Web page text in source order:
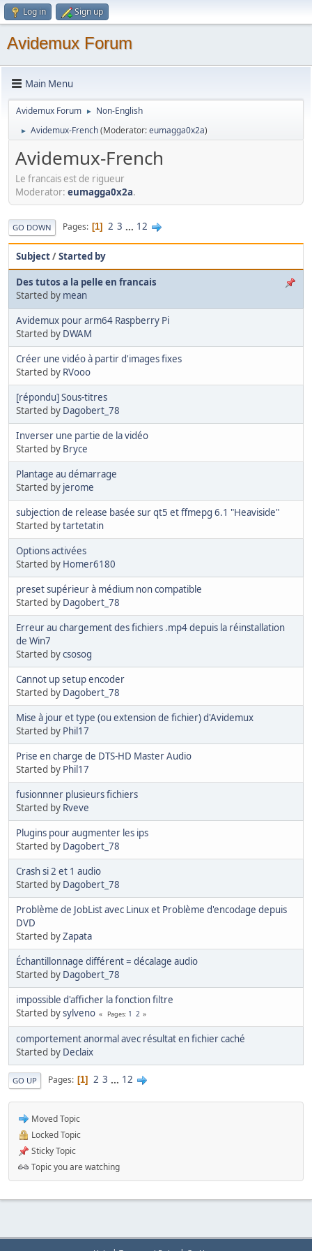
Log in Sign up
Avidemux Forum
Main Menu
Avidemux Forum ► Non-English
► Avidemux-French(Moderator:eumagga0x2a)
Avidemux-French
Le francais est de rigueur
Moderator: eumagga0x2a.
GO DOWN Pages 1 2 3 ... 12
Subject/Started by
Des tutos a la pelle en francais
Started by mean
Avidemux pour arm64 Raspberry Pi
Started by DWAM
Créer une vidéo à partir d'images fixes
Started by RVooo
[répondu] Sous-titres
Started by Dagobert_78
Inverser une partie de la vidéo
Started by Bryce
Plantage au démarrage
Started by jerome
subjection de release basée sur qt5 et ffmepg 6.1 "Heaviside"
Started bytartetatin
Options activées
Started by Homer6180
preset supérieur à médium non compatible
Started by Dagobert_78
Erreur au chargement des fichiers .mp4 depuis la réinstallation
de Win7
Started bycsosog
Cannot up setup encoder
Started by Dagobert_78
Mise à jour et type (ou extension de fichier) d'Avidemux
Started by Phil17
Prise en charge de DTS-HD Master Audio
Started by Phil17
fusionnner plusieurs fichiers
Started by Rveve
Plugins pour augmenter les ips
Started by Dagobert_78
Crash si 2 et 1 audio
Started by Dagobert_78
Problème de JobList avec Linux et Problème d'encodage depuis
DVD
Started byZapata
Échantillonnage différent = décalage audio
Started by Dagobert_78
impossible d'afficher la fonction filtre
Started bysylveno Pages 1 2
comportement anormal avec résultat en fichier caché
Started by Declaix
GO UP Pages 1 2 3 ... 12
Moved Topic
Locked Topic
Sticky Topic
Topic you are watching